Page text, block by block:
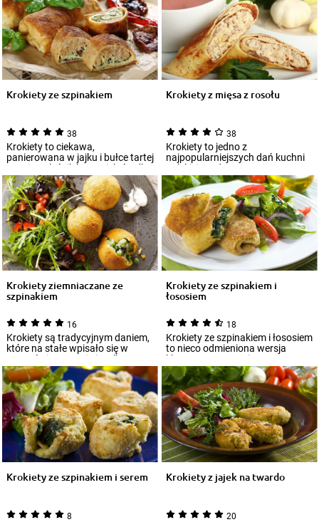
Krokiety ze szpinakiem
38
Krokiety to ciekawa,
panierowana w jajku i bułce tartej
wersja naleśników. Do ich środka
możemy w...
Krokiety z mięsa z rosołu
38
Krokiety to jedno z
najpopularniejszych dań kuchni
polskiej. Podane z czerwonym
barszczem, krokie...
Krokiety ziemniaczane ze
szpinakiem
16
Krokiety są tradycyjnym daniem,
które na stałe wpisało się w
menu świąteczne i nie tylko.
Ciekawy...
Krokiety ze szpinakiem i
łososiem
18
Krokiety ze szpinakiem i łososiem
to nieco odmieniona wersja
klasycznego przepisu na tę
potrawę...
Krokiety ze szpinakiem i serem
8
Krokiety z jajek na twardo
20